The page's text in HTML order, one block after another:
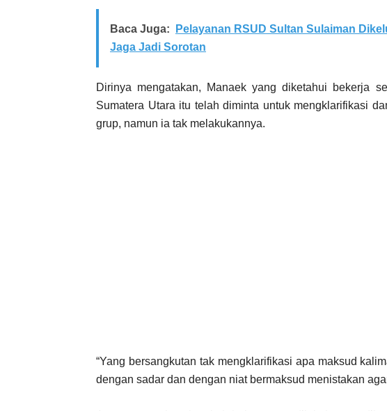
Baca Juga:
Pelayanan RSUD Sultan Sulaiman
Jaga Jadi Sorotan
Dirinya mengatakan, Manaek yang diketahui bekerja
Sumatera Utara itu telah diminta untuk mengklarifikasi
grup, namun ia tak melakukannya.
“Yang bersangkutan tak mengklarifikasi apa maksud
dengan sadar dan dengan niat bermaksud menistakan